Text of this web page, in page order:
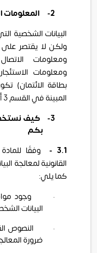
2-
البيانات الشخصية
ولكن لا يقتصر
ومعلومات
ومعلومات
بطاقة الائتمان)
المبينة في القسم 3 أدناه.
3-
كيف
بكم
3.1
- وفقًا للمادة 5
القانونية لمعالجة
كما يلي:
·
وجود
البيانات
·
النصوص
ضرورة